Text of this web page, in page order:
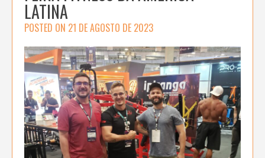
LATINA
POSTED ON 21 DE AGOSTO DE 2023